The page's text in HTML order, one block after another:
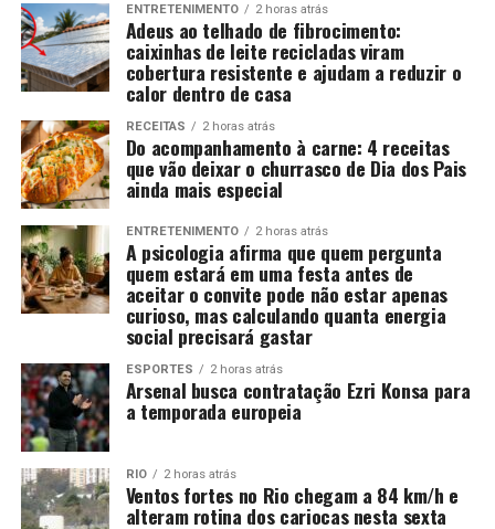
ENTRETENIMENTO 2 horas atrás
Adeus ao telhado de fibrocimento:
caixinhas de leite recicladas viram
cobertura resistente e ajudam a reduzir o
calor dentro de casa
RECEITAS 2 horas atrás
Do acompanhamento à carne: 4 receitas
que vão deixar o churrasco de Dia dos Pais
ainda mais especial
ENTRETENIMENTO 2 horas atrás
A psicologia afirma que quem pergunta
quem estará em uma festa antes de
aceitar o convite pode não estar apenas
curioso, mas calculando quanta energia
social precisará gastar
ESPORTES 2 horas atrás
Arsenal busca contratação Ezri Konsa para
a temporada europeia
RIO 2 horas atrás
Ventos fortes no Rio chegam a 84 km/h e
alteram rotina dos cariocas nesta sexta